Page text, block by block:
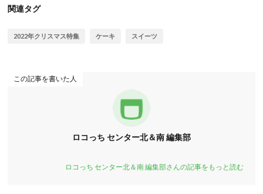
関連タグ
2022年クリスマス特集 ケーキ スイーツ
この記事を書いた人
ロコっち センター北＆南 編集部
ロコっち センター北＆南 編集部さんの記事をもっと読む